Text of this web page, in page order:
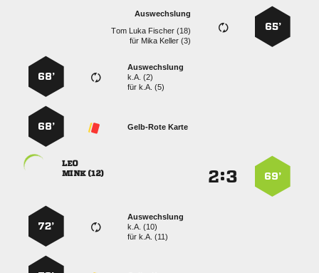
65’
Auswechslung
   
für   
Auswechslung
k.A. (2)
fürk.A. (5)
68’
Gelb-Rote Karte
68’
69’
:

 
Auswechslung
k.A. (10)
fürk.A. (11)
72’